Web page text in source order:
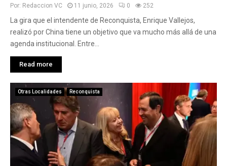
Por: Redaccion VC 11 junio, 2026 0 252
La gira que el intendente de Reconquista, Enrique Vallejos,
realizó por China tiene un objetivo que va mucho más allá de una
agenda institucional. Entre...
Read more
Otras Localidades Reconquista